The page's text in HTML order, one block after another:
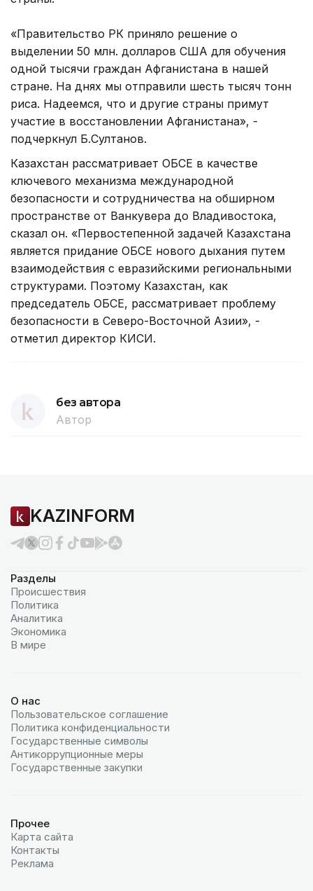
«Правительство РК приняло решение о
выделении 50 млн. долларов США для обучения
одной тысячи граждан Афганистана в нашей
стране. На днях мы отправили шесть тысяч тонн
риса. Надеемся, что и другие страны примут
участие в восстановлении Афганистана», -
подчеркнул Б.Султанов.
Казахстан рассматривает ОБСЕ в качестве
ключевого механизма международной
безопасности и сотрудничества на обширном
пространстве от Ванкувера до Владивостока,
сказал он. «Первостепенной задачей Казахстана
является придание ОБСЕ нового дыхания путем
взаимодействия с евразийскими региональными
структурами. Поэтому Казахстан, как
председатель ОБСЕ, рассматривает проблему
безопасности в Северо-Восточной Азии», -
отметил директор КИСИ.
без автора
Автор
KAZINFORM
Разделы
Происшествия
Политика
Аналитика
Экономика
В мире
О нас
Пользовательское соглашение
Политика конфиденциальности
Государственные символы
Антикоррупционные меры
Государственные закупки
Прочее
Карта сайта
Контакты
Реклама